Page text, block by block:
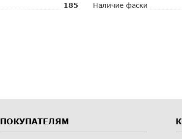
185 Наличие фаски
ПОКУПАТЕЛЯМ